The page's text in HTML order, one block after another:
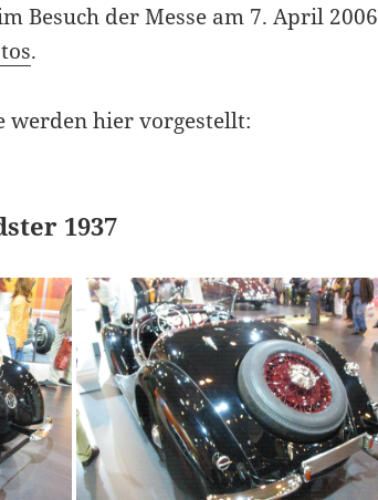
Besuch der Messe am 7. April 2006
.
werden hier vorgestellt:
1937